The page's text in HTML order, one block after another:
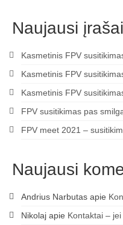
Naujausi įrašai
Kasmetinis FPV
Kasmetinis FPV
Kasmetinis FPV
FPV susitikimas pas
FPV meet 2021 –
Naujausi
Andrius Narbutas apie
Nikolaj apie Kontaktai –